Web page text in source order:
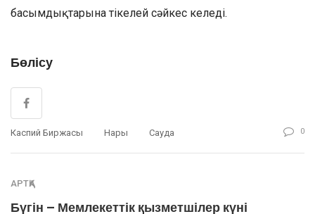
басымдықтарына тікелей сәйкес келеді.
Бөлісу
Каспий Биржасы Нарық Сауда 0
АРТҚА
Бүгін – Мемлекеттік қызметшілер күні